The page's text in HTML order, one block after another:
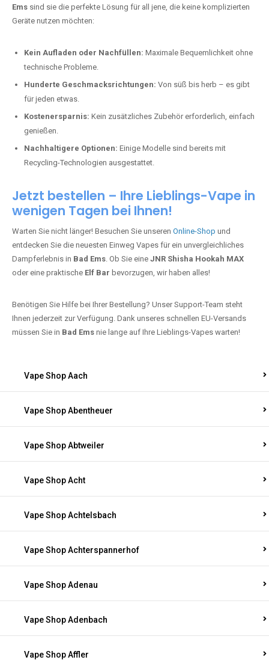
Ems sind sie die perfekte Lösung für all jene, die keine komplizierten
Geräte nutzen möchten:
Kein Aufladen oder Nachfüllen: Maximale Bequemlichkeit ohne
technische Probleme.
Hunderte Geschmacksrichtungen: Von süß bis herb – es gibt
für jeden etwas.
Kostenersparnis: Kein zusätzliches Zubehör erforderlich, einfach
genießen.
Nachhaltigere Optionen: Einige Modelle sind bereits mit
Recycling-Technologien ausgestattet.
Jetzt bestellen – Ihre Lieblings-Vape in
wenigen Tagen bei Ihnen!
Warten Sie nicht länger! Besuchen Sie unseren Online-Shop und
entdecken Sie die neuesten Einweg Vapes für ein unvergleichliches
Dampferlebnis in Bad Ems. Ob Sie eine JNR Shisha Hookah MAX
oder eine praktische Elf Bar bevorzugen, wir haben alles!
Benötigen Sie Hilfe bei Ihrer Bestellung? Unser Support-Team steht
Ihnen jederzeit zur Verfügung. Dank unseres schnellen EU-Versands
müssen Sie in Bad Ems nie lange auf Ihre Lieblings-Vapes warten!
Vape Shop Aach
Vape Shop Abentheuer
Vape Shop Abtweiler
Vape Shop Acht
Vape Shop Achtelsbach
Vape Shop Achterspannerhof
Vape Shop Adenau
Vape Shop Adenbach
Vape Shop Affler